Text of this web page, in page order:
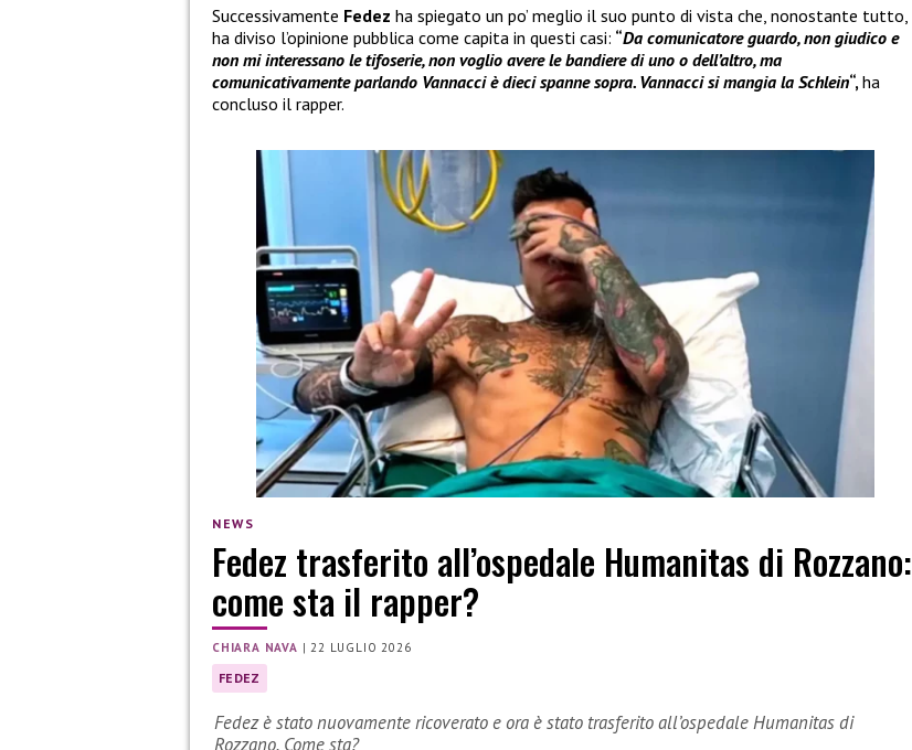
Successivamente Fedez ha spiegato un po’ meglio il suo punto di vista che, nonostante tutto,
ha diviso l’opinione pubblica come capita in questi casi: “Da comunicatore guardo, non giudico e
non mi interessano le tifoserie, non voglio avere le bandiere di uno o dell’altro, ma
comunicativamente parlando Vannacci è dieci spanne sopra. Vannacci si mangia la Schlein“, ha
concluso il rapper.
NEWS
Fedez trasferito all’ospedale Humanitas di Rozzano:
come sta il rapper?
CHIARA NAVA |22 LUGLIO 2026
FEDEZ
Fedez è stato nuovamente ricoverato e ora è stato trasferito all’ospedale Humanitas di
Rozzano. Come sta?